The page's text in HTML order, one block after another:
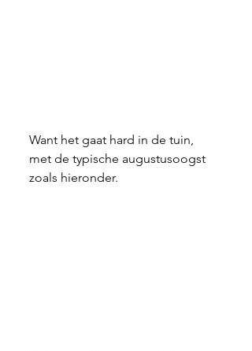
Want het gaat hard in de tuin,
met de typische augustusoogst
zoals hieronder.